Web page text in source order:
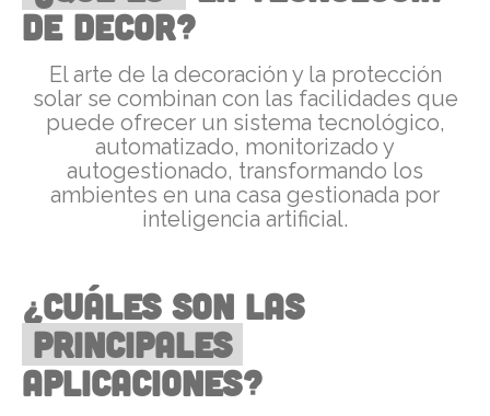
de decor?
El arte de la decoración y la protección
solar se combinan con las facilidades que
puede ofrecer un sistema tecnológico,
automatizado, monitorizado y
autogestionado, transformando los
ambientes en una casa gestionada por
inteligencia artificial.
¿Cuáles son las
principales
aplicaciones?